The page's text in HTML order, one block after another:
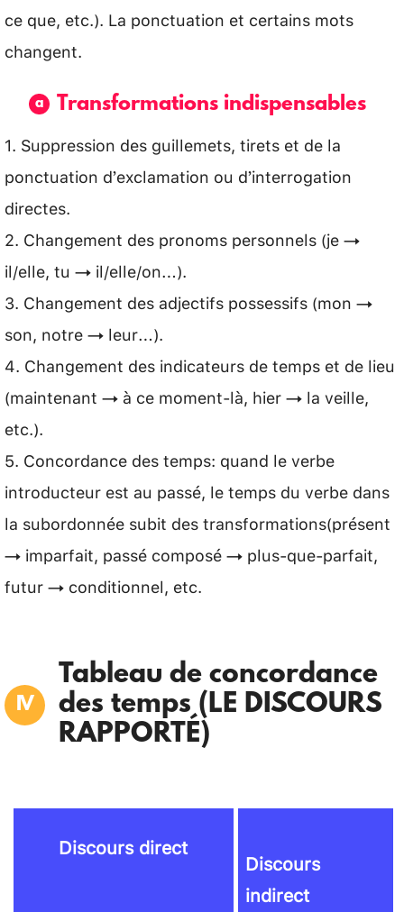
ce que, etc.). La ponctuation et certains mots
changent.
Transformations indispensables
1. Suppression des guillemets, tirets et de la
ponctuation d’exclamation ou d’interrogation
directes.
2. Changement des pronoms personnels (je →
il/elle, tu → il/elle/on…).
3. Changement des adjectifs possessifs (mon →
son, notre → leur…).
4. Changement des indicateurs de temps et de lieu
(maintenant → à ce moment-là, hier → la veille,
etc.).
5. Concordance des temps: quand le verbe
introducteur est au passé, le temps du verbe dans
la subordonnée subit des transformations(présent
→ imparfait, passé composé → plus-que-parfait,
futur → conditionnel, etc.
Tableau de concordance
des temps (LE DISCOURS
RAPPORTÉ)
Discours direct
Discours
indirect